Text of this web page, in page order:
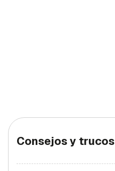
Consejos y trucos